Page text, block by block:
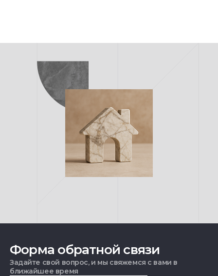
Форма обратной связи
Задайте свой вопрос, и мы свяжемся с вами в
ближайшее время